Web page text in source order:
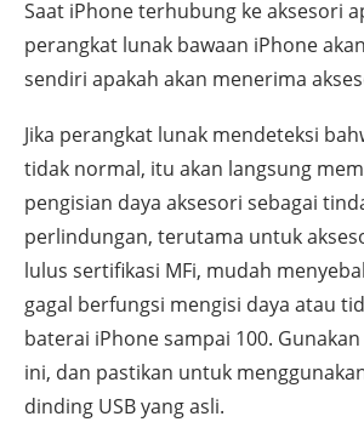
Saat iPhone terhubung ke aksesori
perangkat lunak bawaan iPhone
sendiri apakah akan menerima
Jika perangkat lunak mendeteksi
tidak normal, itu akan langsung
pengisian daya aksesori sebagai
perlindungan, terutama untuk
lulus sertifikasi MFi, mudah
gagal berfungsi mengisi daya atau
baterai iPhone sampai 100.
ini, dan pastikan untuk
dinding USB yang asli.